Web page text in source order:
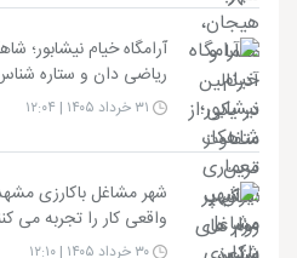
آرامگاه خیام نیشابور؛
ریاضی دان و ستاره
شهر مشاغل باکارزی
واقعی کار را تجربه می